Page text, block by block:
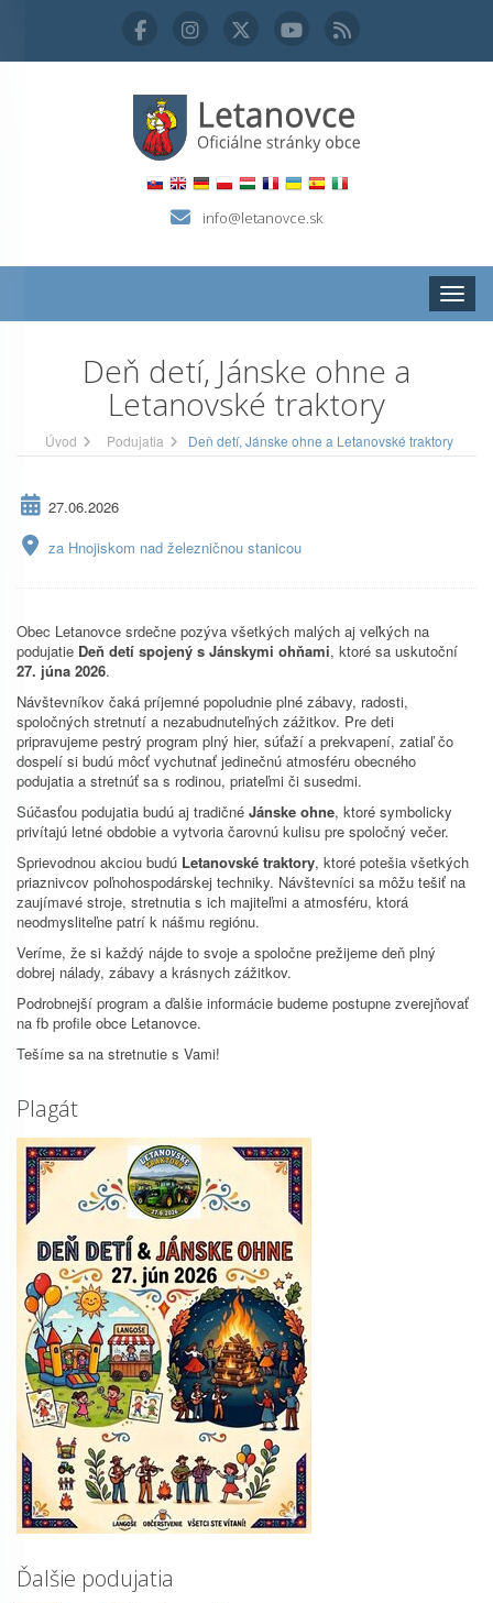
info@letanovce.sk
Deň detí, Jánske ohne a
Letanovské traktory
Úvod Podujatia Deň detí, Jánske ohne a Letanovské traktory
27.06.2026
za Hnojiskom nad železničnou stanicou
Obec Letanovce srdečne pozýva všetkých malých aj veľkých na
podujatie Deň detí spojený s Jánskymi ohňami, ktoré sa uskutoční
27. júna 2026.
Návštevníkov čaká príjemné popoludnie plné zábavy, radosti,
spoločných stretnutí a nezabudnuteľných zážitkov. Pre deti
pripravujeme pestrý program plný hier, súťaží a prekvapení, zatiaľ čo
dospelí si budú môcť vychutnať jedinečnú atmosféru obecného
podujatia a stretnúť sa s rodinou, priateľmi či susedmi.
Súčasťou podujatia budú aj tradičné Jánske ohne, ktoré symbolicky
privítajú letné obdobie a vytvoria čarovnú kulisu pre spoločný večer.
Sprievodnou akciou budú Letanovské traktory, ktoré potešia všetkých
priaznivcov poľnohospodárskej techniky. Návštevníci sa môžu tešiť na
zaujímavé stroje, stretnutia s ich majiteľmi a atmosféru, ktorá
neodmysliteľne patrí k nášmu regiónu.
Veríme, že si každý nájde to svoje a spoločne prežijeme deň plný
dobrej nálady, zábavy a krásnych zážitkov.
Podrobnejší program a ďalšie informácie budeme postupne zverejňovať
na fb profile obce Letanovce.
Tešíme sa na stretnutie s Vami!
Plagát
Ďalšie podujatia